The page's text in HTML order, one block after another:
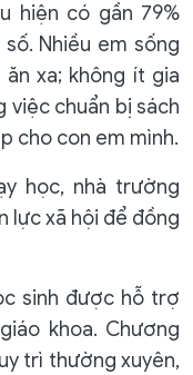
hiện có gần 79%
Nhiều em sống
xa; không ít gia
việc chuẩn bị sách
cho con em mình.
học, nhà trường
lực xã hội để đồng
sinh được hỗ trợ
khoa. Chương
trì thường xuyên,